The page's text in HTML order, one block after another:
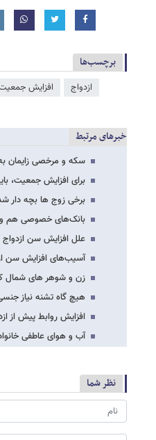
برچسب‌ها
ازدواج افزایش
خبرهای مرتبط
سکه و مرخصی زایمان به
برای افزایش جمعیت،
برخی زوج ها بچه دار
بانک‌های خصوصی هم
علل افزایش سن ازدواج
آسیب‌های افزایش سن
زن و شوهر های شمال
هیچ گاه تشنه نیاز
افزایش روابط پیش از
آب و هوای عاطفی
نظر شما